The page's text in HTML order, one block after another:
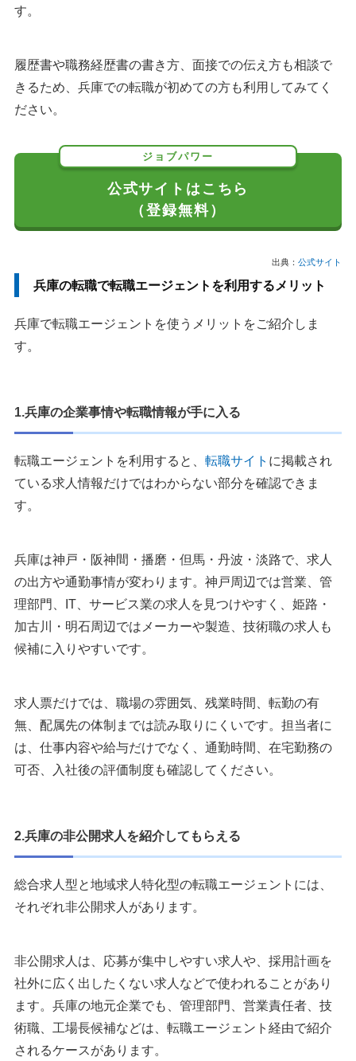
す。
履歴書や職務経歴書の書き方、面接での伝え方も相談で
きるため、兵庫での転職が初めての方も利用してみてく
ださい。
ジョブパワー
公式サイトはこちら
（登録無料）
出典： 公式サイト
兵庫の転職で転職エージェントを利用するメリット
兵庫で転職エージェントを使うメリットをご紹介しま
す。
1.兵庫の企業事情や転職情報が手に入る
転職エージェントを利用すると、 転職サイト に掲載され
ている求人情報だけではわからない部分を確認できま
す。
兵庫は神戸・阪神間・播磨・但馬・丹波・淡路で、求人
の出方や通勤事情が変わります。神戸周辺では営業、管
理部門、IT、サービス業の求人を見つけやすく、姫路・
加古川・明石周辺ではメーカーや製造、技術職の求人も
候補に入りやすいです。
求人票だけでは、職場の雰囲気、残業時間、転勤の有
無、配属先の体制までは読み取りにくいです。担当者に
は、仕事内容や給与だけでなく、通勤時間、在宅勤務の
可否、入社後の評価制度も確認してください。
2.兵庫の非公開求人を紹介してもらえる
総合求人型と地域求人特化型の転職エージェントには、
それぞれ非公開求人があります。
非公開求人は、応募が集中しやすい求人や、採用計画を
社外に広く出したくない求人などで使われることがあり
ます。兵庫の地元企業でも、管理部門、営業責任者、技
術職、工場長候補などは、転職エージェント経由で紹介
されるケースがあります。